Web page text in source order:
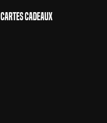
Cartes Cadeaux